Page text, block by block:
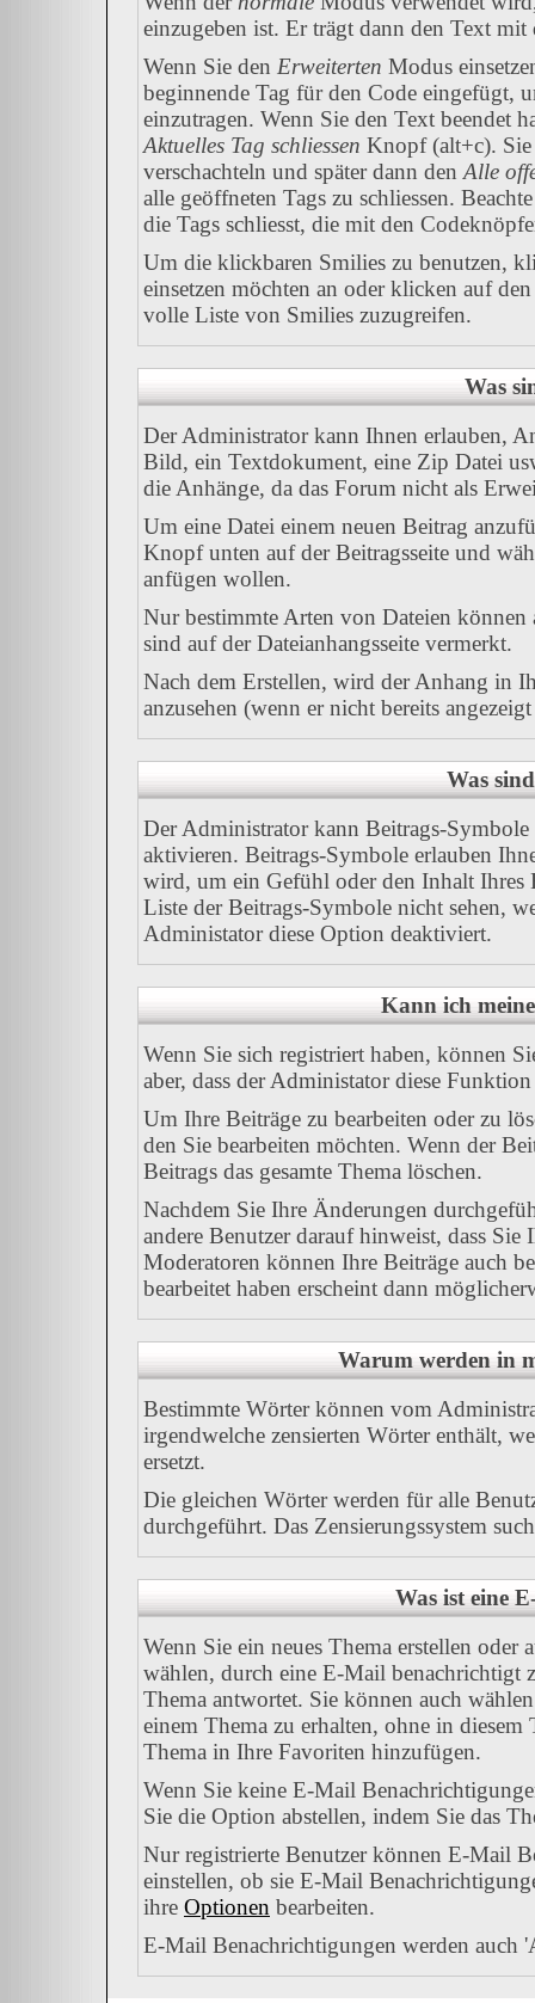
einzugeben ist. Er trägt dann den Text
Wenn Sie den Erweiterten Modus
beginnende Tag für den Code eingefügt,
einzutragen. Wenn Sie den Text beendet
Aktuelles Tag schliessen Knopf (alt+c).
verschachteln und später dann den Alle
alle geöffneten Tags zu schliessen.
die Tags schliesst, die mit den
Um die klickbaren Smilies zu benutzen,
einsetzen möchten an oder klicken auf
volle Liste von Smilies zuzugreifen.
Was
Der Administrator kann Ihnen erlauben,
Bild, ein Textdokument, eine Zip Datei
die Anhänge, da das Forum nicht als
Um eine Datei einem neuen Beitrag
Knopf unten auf der Beitragsseite und
anfügen wollen.
Nur bestimmte Arten von Dateien
sind auf der Dateianhangsseite vermerkt.
Nach dem Erstellen, wird der Anhang in
anzusehen (wenn er nicht bereits
Was
Der Administrator kann Beitrags-
aktivieren. Beitrags-Symbole erlauben
wird, um ein Gefühl oder den Inhalt
Liste der Beitrags-Symbole nicht sehen,
Administator diese Option deaktiviert.
Kann ich
Wenn Sie sich registriert haben, können
aber, dass der Administator diese
Um Ihre Beiträge zu bearbeiten oder zu
den Sie bearbeiten möchten. Wenn der
Beitrags das gesamte Thema löschen.
Nachdem Sie Ihre Änderungen
andere Benutzer darauf hinweist, dass
Moderatoren können Ihre Beiträge auch
bearbeitet haben erscheint dann
Warum werden in
Bestimmte Wörter können vom
irgendwelche zensierten Wörter enthält,
ersetzt.
Die gleichen Wörter werden für alle
durchgeführt. Das Zensierungssystem
Was ist eine
Wenn Sie ein neues Thema erstellen
wählen, durch eine E-Mail benachrichtigt
Thema antwortet. Sie können auch
einem Thema zu erhalten, ohne in
Thema in Ihre Favoriten hinzufügen.
Wenn Sie keine E-Mail
Sie die Option abstellen, indem Sie das
Nur registrierte Benutzer können E-Mail
einstellen, ob sie E-Mail
ihre Optionen bearbeiten.
E-Mail Benachrichtigungen werden auch